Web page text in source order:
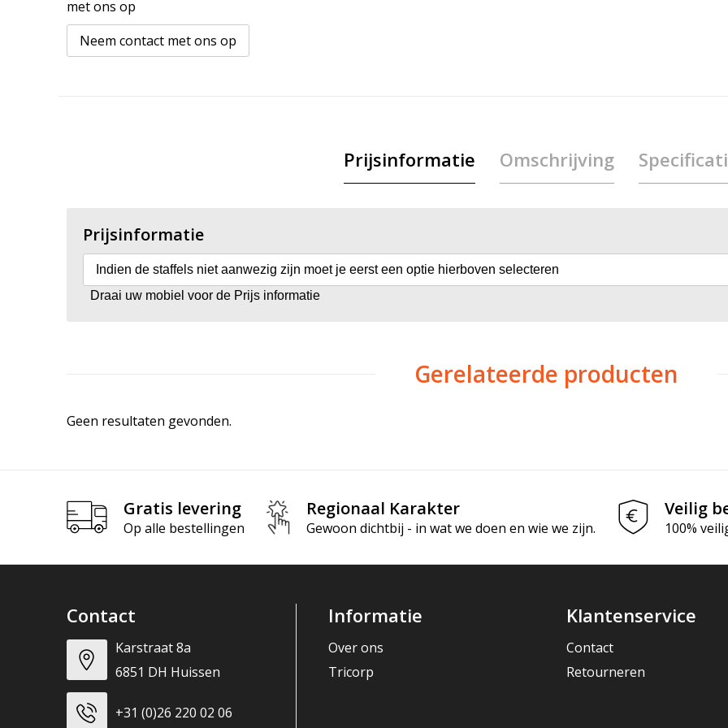
met ons op
Neem contact met ons op
Prijsinformatie Omschrijving
Prijsinformatie
Indien de staffels niet aanwezig zijn moet je eerst een optie hierboven selecteren
Draai uw mobiel voor de Prijs informatie
Gerelateerde producten
Geen resultaten gevonden.
Gratis levering
Op alle bestellingen
Regionaal Karakter
Gewoon dichtbij - in wat we doen en wie we zijn.
Veilig
100%
Contact
Karstraat 8a
6851 DH Huissen
+31 (0)26 220 02 06
Informatie
Over ons
Tricorp
Klantenservice
Contact
Retourneren